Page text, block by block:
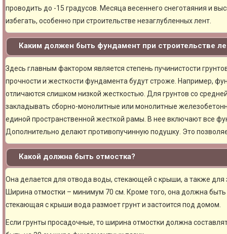
проводить до -15 градусов. Месяца весеннего снеготаяния и
избегать, особенно при строительстве незаглубленных лент.
Каким должен быть фундамент при строительстве
Здесь главным фактором является степень пучинистости
прочности и жесткости фундамента будут строже. Например,
отличаются слишком низкой жесткостью. Для грунтов со
закладывать сборно-монолитные или монолитные
единой пространственной жесткой рамы. В нее включают все
Дополнительно делают противопучинную подушку. Это
Какой должна быть отмостка?
Она делается для отвода воды, стекающей с крыши, а также
Ширина отмостки – минимум 70 см. Кроме того, она должна
стекающая с крыши вода размоет грунт и застоится под домом.
Если грунты просадочные, то ширина отмостки должна